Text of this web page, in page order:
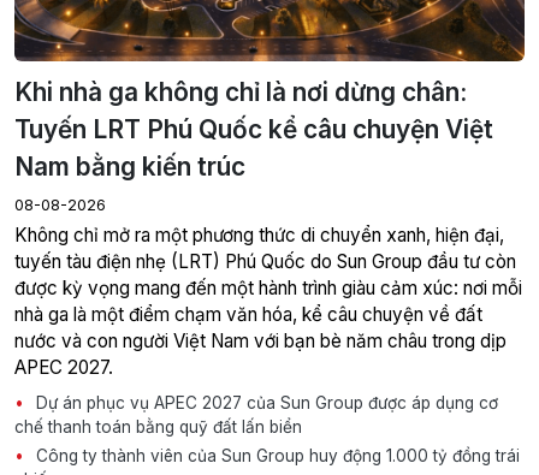
Khi nhà ga không chỉ là nơi dừng chân:
Tuyến LRT Phú Quốc kể câu chuyện Việt
Nam bằng kiến trúc
08-08-2026
Không chỉ mở ra một phương thức di chuyển xanh, hiện đại,
tuyến tàu điện nhẹ (LRT) Phú Quốc do Sun Group đầu tư còn
được kỳ vọng mang đến một hành trình giàu cảm xúc: nơi mỗi
nhà ga là một điểm chạm văn hóa, kể câu chuyện về đất
nước và con người Việt Nam với bạn bè năm châu trong dịp
APEC 2027.
Dự án phục vụ APEC 2027 của Sun Group được áp dụng cơ
chế thanh toán bằng quỹ đất lấn biển
Công ty thành viên của Sun Group huy động 1.000 tỷ đồng trái